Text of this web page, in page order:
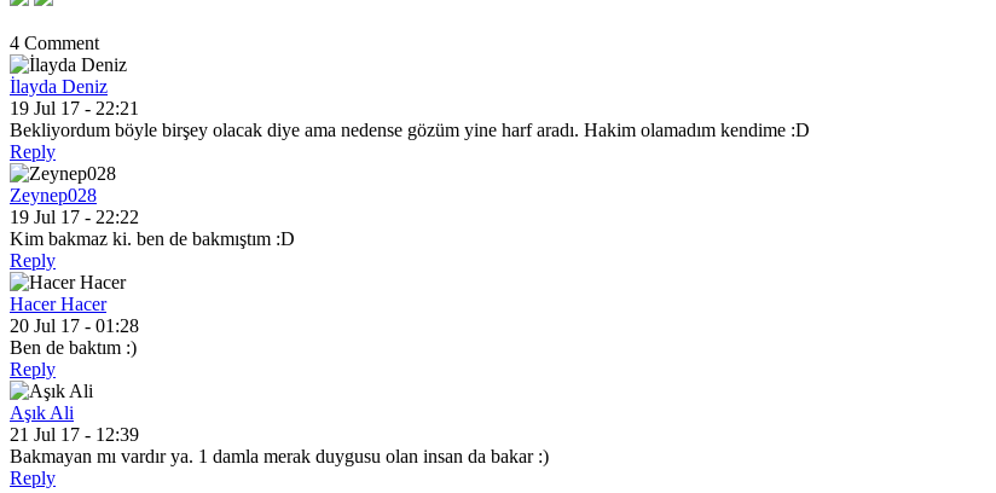
4 Comment
İlayda Deniz
19 Jul 17 - 22:21
Bekliyordum böyle birşey olacak diye ama nedense gözüm yine harf aradı. Hakim olamadım kendime :D
Reply
Zeynep028
19 Jul 17 - 22:22
Kim bakmaz ki. ben de bakmıştım :D
Reply
Hacer Hacer
20 Jul 17 - 01:28
Ben de baktım :)
Reply
Aşık Ali
21 Jul 17 - 12:39
Bakmayan mı vardır ya. 1 damla merak duygusu olan insan da bakar :)
Reply